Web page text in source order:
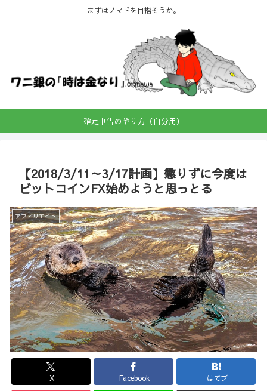
まずはノマドを目指そうか。
確定申告のやり方（自分用）
【2018/3/11～3/17計画】懲りずに今度は
ビットコインFX始めようと思っとる
アフィリエイト
X Facebook はてブ